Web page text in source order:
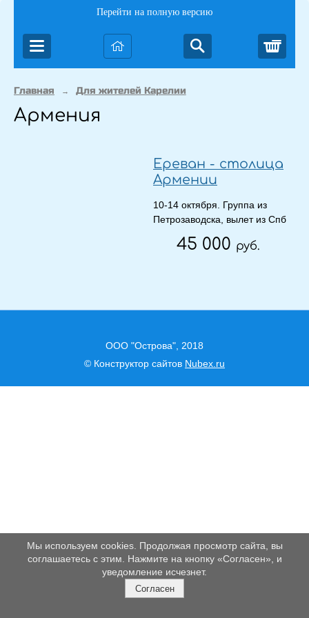
Перейти на полную версию
Главная → Для жителей Карелии
Армения
Ереван - столица
Армении
10-14 октября. Группа из
Петрозаводска, вылет из Спб
45 000 руб.
ООО "Острова", 2018
© Конструктор сайтов Nubex.ru
Мы используем cookies. Продолжая просмотр сайта, вы
соглашаетесь с этим. Нажмите на кнопку «Согласен», и
уведомление исчезнет.
Согласен